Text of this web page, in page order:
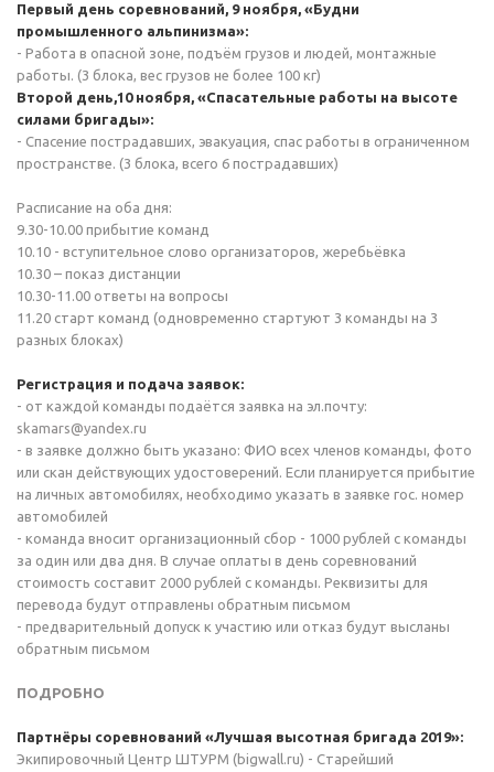
Первый день соревнований, 9 ноября, «Будни
промышленного альпинизма»:
- Работа в опасной зоне, подъём грузов и людей, монтажные
работы. (3 блока, вес грузов не более 100 кг)
Второй день,10 ноября, «Спасательные работы на высоте
силами бригады»:
- Спасение пострадавших, эвакуация, спас работы в ограниченном
пространстве. (3 блока, всего 6 пострадавших)
Расписание на оба дня:
9.30-10.00 прибытие команд
10.10 - вступительное слово организаторов, жеребьёвка
10.30 – показ дистанции
10.30-11.00 ответы на вопросы
11.20 старт команд (одновременно стартуют 3 команды на 3
разных блоках)
Регистрация и подача заявок:
- от каждой команды подаётся заявка на эл.почту:
skamars@yandex.ru
- в заявке должно быть указано: ФИО всех членов команды, фото
или скан действующих удостоверений. Если планируется прибытие
на личных автомобилях, необходимо указать в заявке гос. номер
автомобилей
- команда вносит организационный сбор - 1000 рублей с команды
за один или два дня. В случае оплаты в день соревнований
стоимость составит 2000 рублей с команды. Реквизиты для
перевода будут отправлены обратным письмом
- предварительный допуск к участию или отказ будут высланы
обратным письмом
ПОДРОБНО
Партнёры соревнований «Лучшая высотная бригада 2019»:
Экипировочный Центр ШТУРМ (bigwall.ru) - Cтарейший